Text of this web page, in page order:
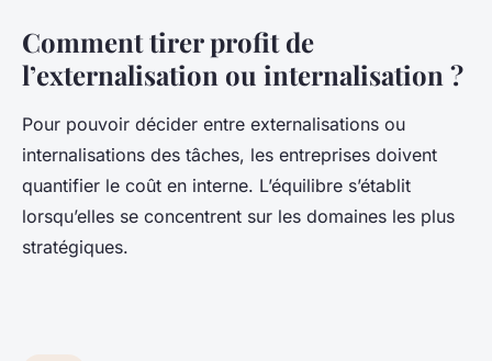
Comment tirer profit de
l’externalisation ou internalisation ?
Pour pouvoir décider entre externalisations ou
internalisations des tâches, les entreprises doivent
quantifier le coût en interne. L’équilibre s’établit
lorsqu’elles se concentrent sur les domaines les plus
stratégiques.